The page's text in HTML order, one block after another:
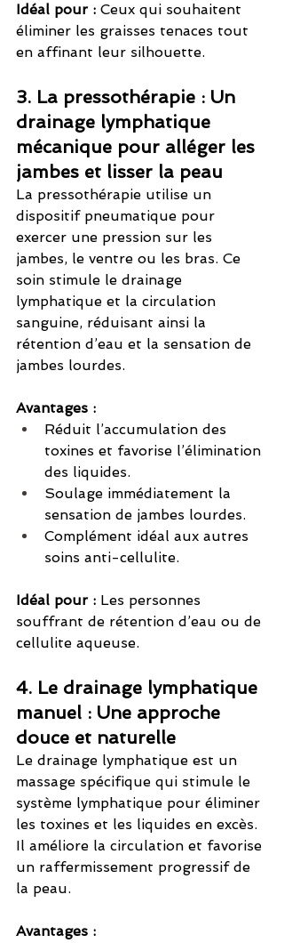
Idéal pour : Ceux qui souhaitent
éliminer les graisses tenaces tout
en affinant leur silhouette.
3. La pressothérapie : Un
drainage lymphatique
mécanique pour alléger les
jambes et lisser la peau
La pressothérapie utilise un
dispositif pneumatique pour
exercer une pression sur les
jambes, le ventre ou les bras. Ce
soin stimule le drainage
lymphatique et la circulation
sanguine, réduisant ainsi la
rétention d’eau et la sensation de
jambes lourdes.
Avantages :
Réduit l’accumulation des
toxines et favorise l’élimination
des liquides.
Soulage immédiatement la
sensation de jambes lourdes.
Complément idéal aux autres
soins anti-cellulite.
Idéal pour : Les personnes
souffrant de rétention d’eau ou de
cellulite aqueuse.
4. Le drainage lymphatique
manuel : Une approche
douce et naturelle
Le drainage lymphatique est un
massage spécifique qui stimule le
système lymphatique pour éliminer
les toxines et les liquides en excès.
Il améliore la circulation et favorise
un raffermissement progressif de
la peau.
Avantages :